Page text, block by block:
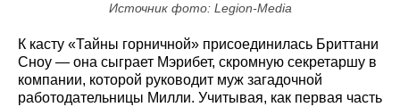
Источник фото: Legion-Media
К касту «Тайны горничной» присоединилась Бриттани
Сноу — она сыграет Мэрибет, скромную секретаршу в
компании, которой руководит муж загадочной
работодательницы Милли. Учитывая, как первая часть